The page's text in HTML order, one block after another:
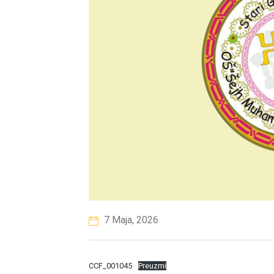
7 Maja, 2026
CCF_001045 Preuzmi